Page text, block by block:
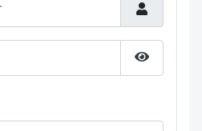
Mostrar